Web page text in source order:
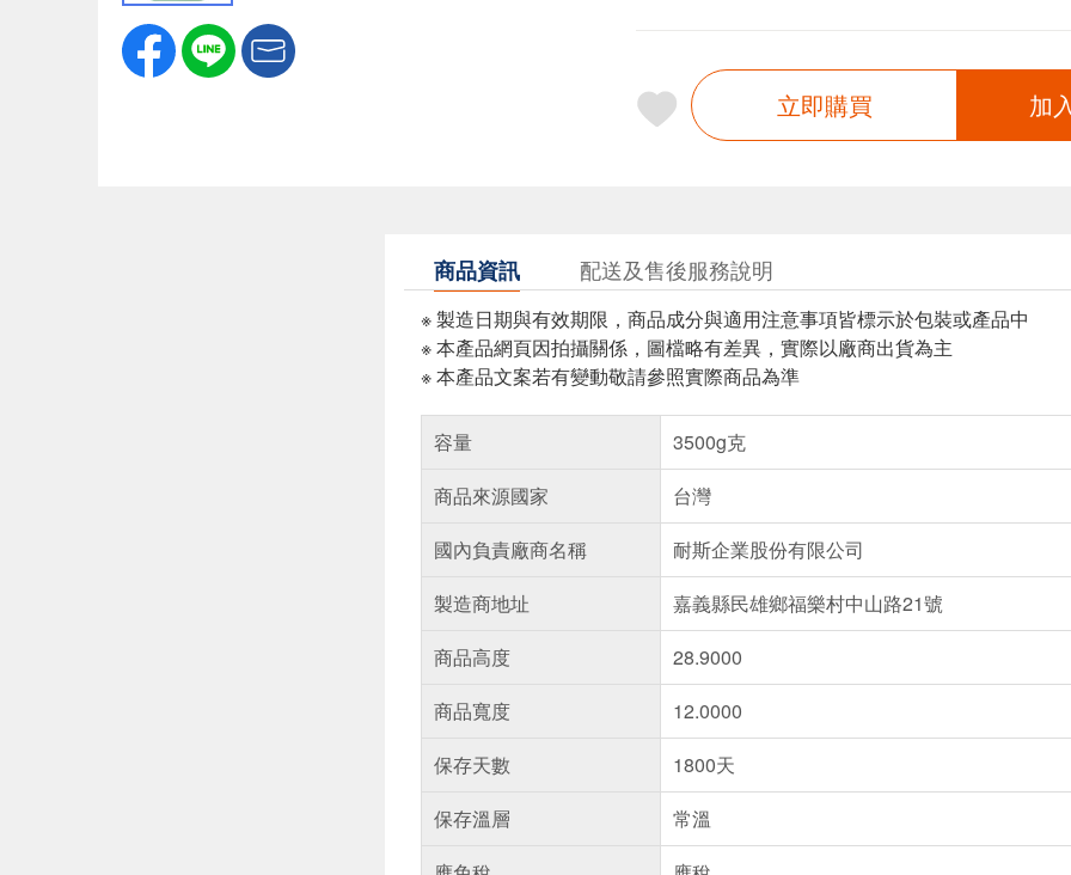
立即購買 加
商品資訊 配送及售後服務說明
※ 製造日期與有效期限，商品成分與適用注意事項皆標示於包裝或產品中
※ 本產品網頁因拍攝關係，圖檔略有差異，實際以廠商出貨為主
※ 本產品文案若有變動敬請參照實際商品為準
容量
3500g克
商品來源國家
台灣
國內負責廠商名稱
耐斯企業股份有限公司
製造商地址
嘉義縣民雄鄉福樂村中山路21號
商品高度
28.9000
商品寬度
12.0000
保存天數
1800天
保存溫層
常溫